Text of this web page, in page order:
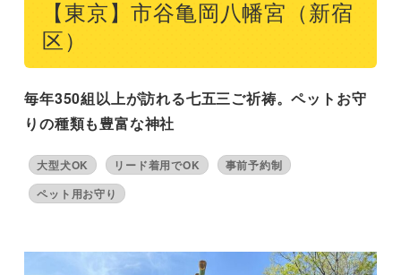
【東京】市谷亀岡八幡宮（新宿
区）
毎年350組以上が訪れる七五三ご祈祷。ペットお守
りの種類も豊富な神社
大型犬OK リード着用でOK
事前予約制
ペット用お守り